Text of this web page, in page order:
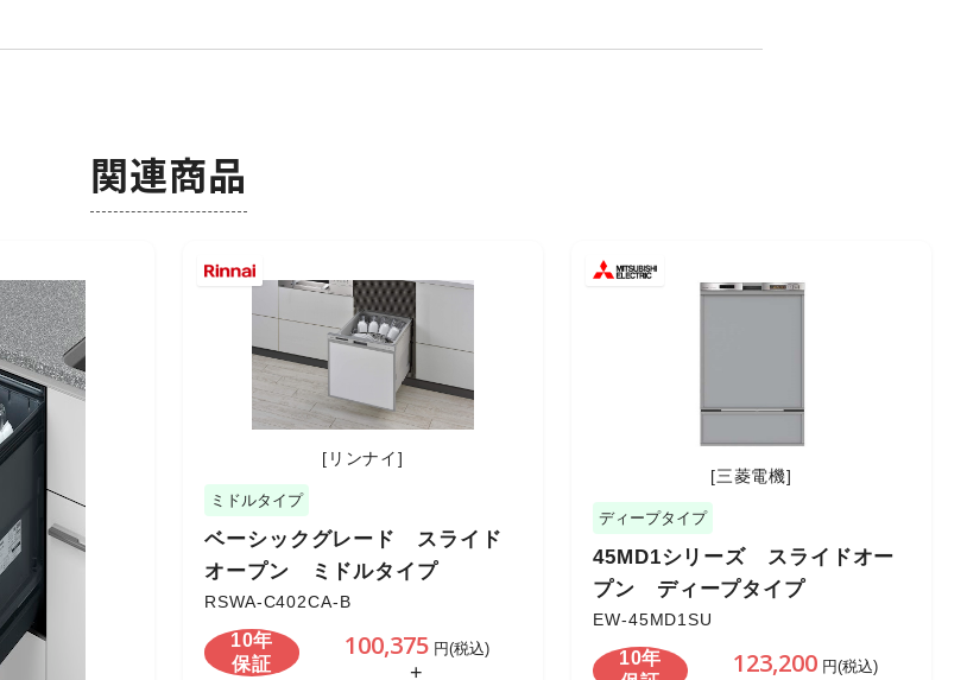
関連商品
[リンナイ]
ミドルタイプ
ベーシックグレード スライド
オープン ミドルタイプ
RSWA-C402CA-B
10年
保証
100,375円(税込)
+
[三菱電機]
ディープタイプ
45MD1シリーズ スライドオー
プン ディープタイプ
EW-45MD1SU
10年
123,200円(税込)